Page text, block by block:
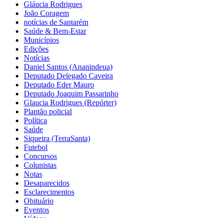
Gláucia Rodrigues
João Coragem
notícias de Santarém
Saúde & Bem-Estar
Municípios
Edições
Notícias
Daniel Santos (Ananindeua)
Deputado Delegado Caveira
Deputado Eder Mauro
Deputado Joaquim Passarinho
Glaucia Rodrigues (Repórter)
Plantão policial
Política
Saúde
Siqueira (TerraSanta)
Futebol
Concursos
Colunistas
Notas
Desaparecidos
Esclarecimentos
Obituário
Eventos